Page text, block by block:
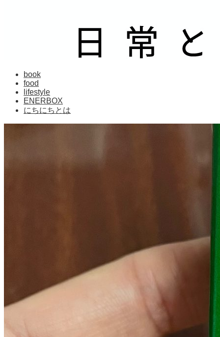
book
food
lifestyle
ENERBOX
にちにちとは